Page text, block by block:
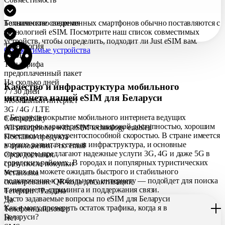
Большинство современных смартфонов обычно поставляются с
технологией eSIM. Посмотрите наш список совместимых
устройств, чтобы определить, подходит ли Just eSIM вам.
Совместимые устройства
Технические сведения
Технология
eSIM
Тип тарифа
предоплаченный пакет
На сколько дней
7 / 30 дней
Мобильный интернет
3G / 4G / LTE
Compatibility
All smartphones with eSIM technology enabled
Поставка продукта
в приложении / по еmail
Срок доставки
сразу после покупки
Установка
сканирование QR-кода для активации
Тетеринг / Раздача
Да
Телефонный номер
Нет
Качество и инфраструктура мобильного
интернета нашей eSIM для Беларуси
в Беларуси покрытие мобильного интернета ведущих
операторов характеризуется широкой доступностью, хорошим
качеством и конкурентоспособной скоростью. В стране имеется
хорошо развитая сетевая инфраструктура, и основные
операторы предлагают надежные услуги 3G, 4G и даже 5G в
городских районах. В городах и популярных туристических
местах вы можете ожидать быстрого и стабильного
подключения к мобильному интернету — подойдет для поиска
в интернете, стриминга и поддержания связи.
Часто задаваемые вопросы по eSIM для Беларуси
Как я могу проверить остаток трафика, когда я в
Беларуси?